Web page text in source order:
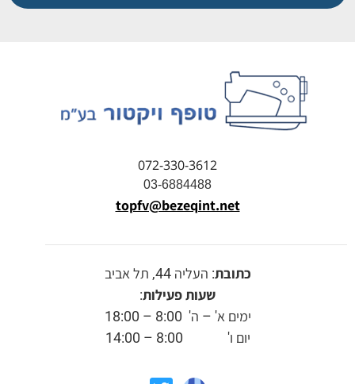
072-330-3612
03-6884488
topfv@bezeqint.net
כתובת: העליה 44, תל אביב
שעות פעילות:
ימים א' – ה' 8:00 – 18:00
יום ו' 8:00 – 14:00